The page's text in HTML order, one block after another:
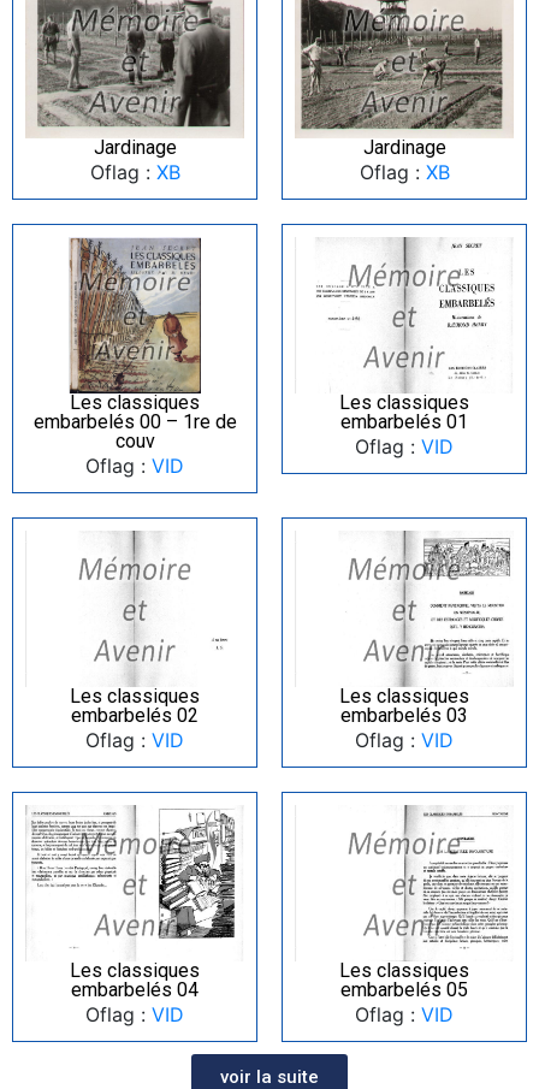
Jardinage
Oflag : XB
Jardinage
Oflag : XB
Les classiques
embarbelés 00 – 1re de
couv
Oflag : VID
Les classiques
embarbelés 01
Oflag : VID
Les classiques
embarbelés 02
Oflag : VID
Les classiques
embarbelés 03
Oflag : VID
Les classiques
embarbelés 04
Oflag : VID
Les classiques
embarbelés 05
Oflag : VID
voir la suite